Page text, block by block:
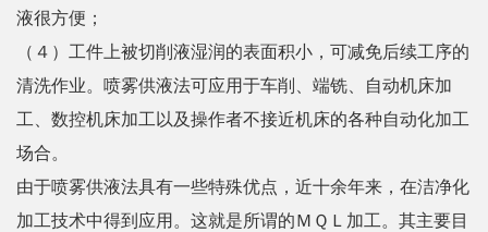
液很方便；
（４）工件上被切削液湿润的表面积小，可减免后续工序的
清洗作业。喷雾供液法可应用于车削、端铣、自动机床加
工、数控机床加工以及操作者不接近机床的各种自动化加工
场合。
由于喷雾供液法具有一些特殊优点，近十余年来，在洁净化
加工技术中得到应用。这就是所谓的ＭＱＬ加工。其主要目